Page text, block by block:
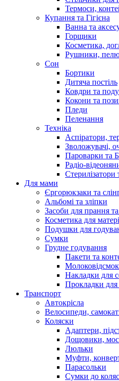
Термоси,
Купання та Гігієна
Ванна та
Горщики
Косметика,
Рушники,
Сон
Бортики
Дитяча постіль
Ковдри та
Кокони та
Пледи
Пеленання
Техніка
Аспіратори,
Зволожувачі,
Пароварки та
Радіо-
Стерилізатори
Для мами
Єргорюкзаки та
Альбомі та зліпки
Засоби для прання
Косметика для матері
Подушки для
Сумки
Грудне годування
Пакети та
Накладки для
Прокладки для
Транспорт
Автокрісла
Велосипеди,
Коляски
Адаптери,
Дощовики,
Люльки
Муфти,
Парасольки
Сумки до